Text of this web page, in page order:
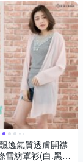
逸氣質透膚開襟
雪紡罩衫(白.黑.